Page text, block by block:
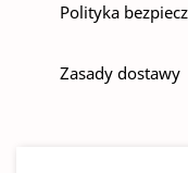
Polityka
Zasady dostawy